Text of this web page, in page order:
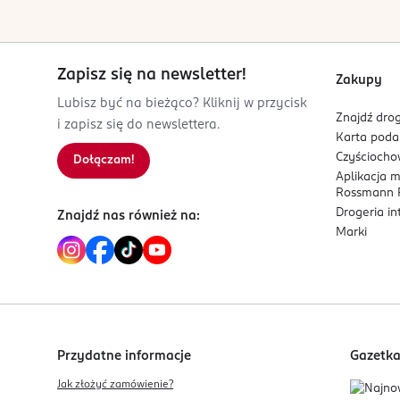
Zapisz się na newsletter!
Lubisz być na bieżąco? Kliknij w przycisk
i zapisz się do newslettera.
Dołączam!
Znajdź nas również na:
Zakupy
Znajdź
Karta
Aplikacja
Rossmann
Drogeria
Marki
Przydatne informacje
Jak złożyć zamówienie?
Gazetka